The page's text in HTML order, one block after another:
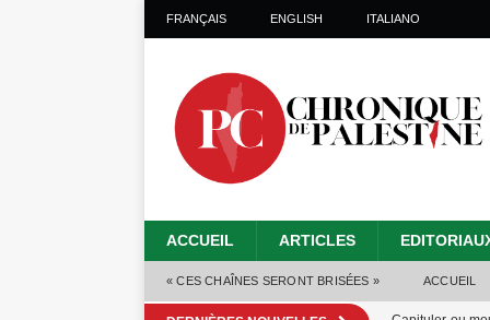
FRANÇAIS ENGLISH ITALIANO
ACCUEIL ARTICLES
« CES CHAÎNES SERONT BRISÉES » ACCUEIL